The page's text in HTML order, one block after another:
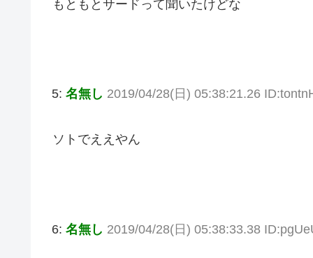
もともとサードって聞いたけどな
5: 名無し 2019/04/28(日) 05:38:21.26
ソトでええやん
6: 名無し 2019/04/28(日) 05:38:33.38